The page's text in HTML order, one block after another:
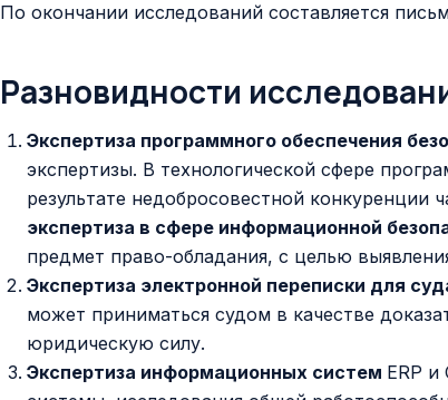
По окончании исследований составляется
Разновидности
Экспертиза программного обеспечения
экспертизы. В технологической сфере
результате недобросовестной конкуренции
экспертиза в сфере информационной
предмет право-обладания, с целью
Экспертиза электронной переписки для
может приниматься судом в качестве
юридическую силу.
Экспертиза информационных систем ERP